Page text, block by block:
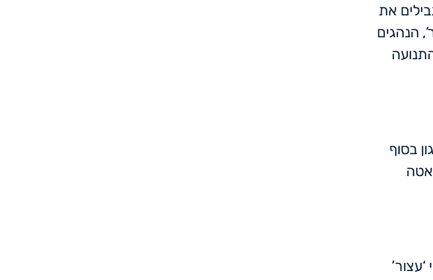
המגבילים את
לפני תמרור ה’עצור’, הנהגים
בסוף
האטה
תמרורי ‘עצור’